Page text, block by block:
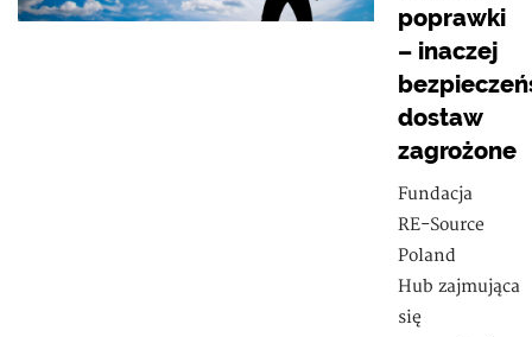
poprawki
– inaczej
dostaw
zagrożone
Fundacja
RE-Source
Poland
Hub zajmująca
się